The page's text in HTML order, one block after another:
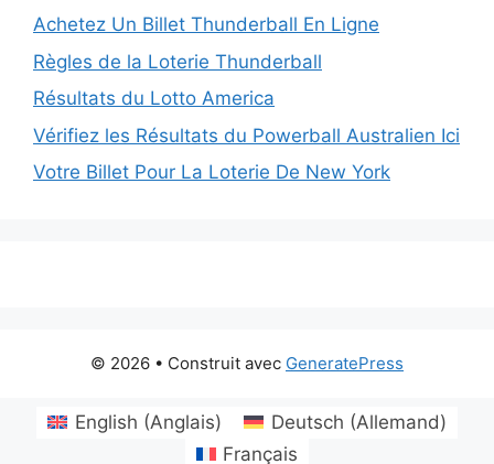
Achetez Un Billet Thunderball En Ligne
Règles de la Loterie Thunderball
Résultats du Lotto America
Vérifiez les Résultats du Powerball Australien Ici
Votre Billet Pour La Loterie De New York
© 2026 • Construit avec GeneratePress
English (Anglais) Deutsch (Allemand)
Français